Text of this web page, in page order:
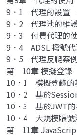
9．1 代理的設置
9．2 代理池的維
9．3 付費代理的
9．4 ADSL 撥號
9．5 代理反爬案
第 10章 模擬登
10．1 模擬登錄
10．2 基於
10．3 基於JWT
10．4 大規模賬
第 11章